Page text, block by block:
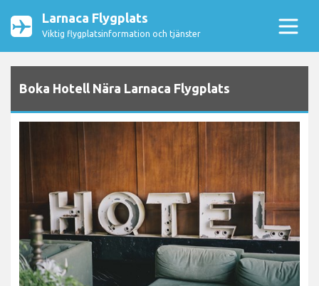
Larnaca Flygplats
Viktig flygplatsinformation och tjänster
Boka Hotell Nära Larnaca Flygplats